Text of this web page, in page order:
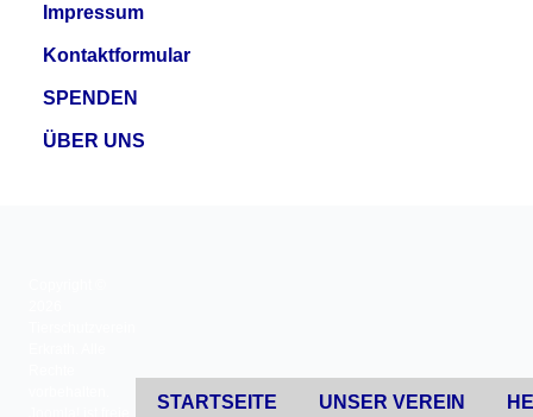
Impressum
Kontaktformular
SPENDEN
ÜBER UNS
STARTSEITE UNSER VEREIN